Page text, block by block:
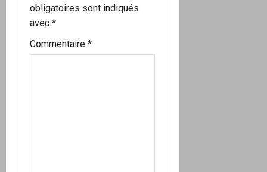
’
a
obligatoires sont indiqués
avec *
Commentaire *